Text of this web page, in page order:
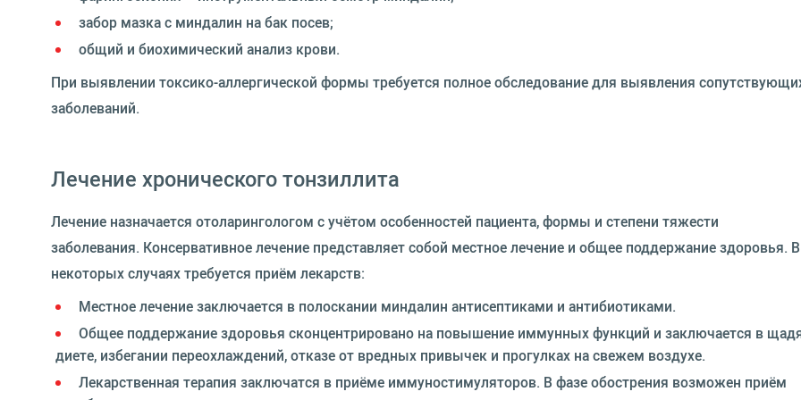
забор мазка с миндалин на бак посев;
общий и биохимический анализ крови.
При выявлении токсико-аллергической формы требуется полное обследование для выявления
заболеваний.
Лечение хронического тонзиллита
Лечение назначается отоларингологом с учётом особенностей пациента, формы и степени тяжести
заболевания. Консервативное лечение представляет собой местное лечение и общее поддержание здоровья. В
некоторых случаях требуется приём лекарств:
Местное лечение заключается в полоскании миндалин антисептиками и антибиотиками.
Общее поддержание здоровья сконцентрировано на повышение иммунных функций и заключается в
диете, избегании переохлаждений, отказе от вредных привычек и прогулках на свежем воздухе.
Лекарственная терапия заключатся в приёме иммуностимуляторов. В фазе обострения возможен приём